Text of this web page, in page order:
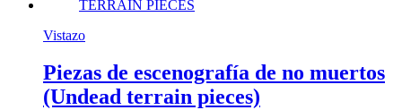
Vistazo
Piezas de escenografía de no muertos
(Undead terrain pieces)